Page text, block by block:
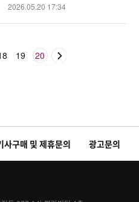
2026.05.20 17:34
19 20
사구매 및 제휴문의 광고문의